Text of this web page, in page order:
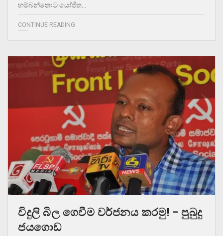
හම්බන්තොට යෝජිත…
CONTINUE READING
විදුලි බිල ගෙවීම වර්ජනය කරමු! – පුබුදු
ජයගොඩ